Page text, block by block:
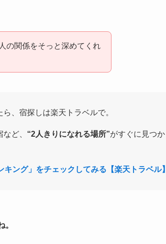
の関係をそっと深めてくれ
、宿探しは楽天トラベルで。
ど、 “2人きりになれる場所”がすぐに見つか
ング」をチェックしてみる【楽天トラベル】
。